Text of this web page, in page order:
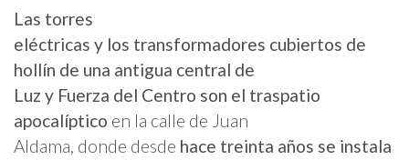
Las torres
eléctricas y los transformadores cubiertos de
hollín de una antigua central de
Luz y Fuerza del Centro son el traspatio
apocalíptico en la calle de Juan
Aldama, donde desde hace treinta años se instala